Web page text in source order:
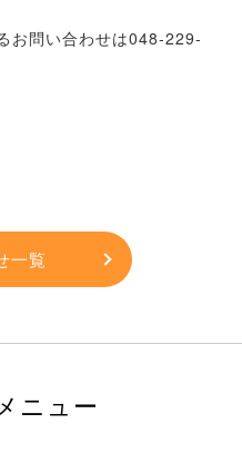
お問い合わせは048-229-
一覧
ニュー